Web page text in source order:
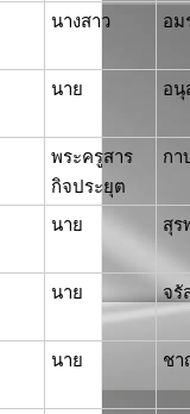
นางสาว อม
นาย อ
พระครูสาร
กิจประยุต
กา
นาย สุร
นาย จรั
นาย ช